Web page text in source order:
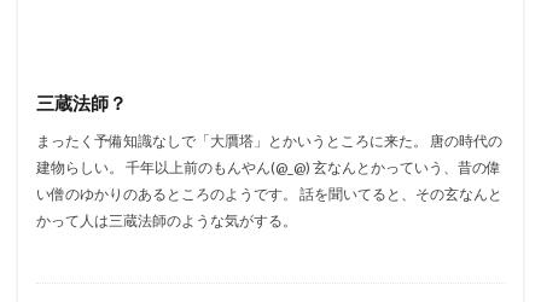
三蔵法師？
まったく予備知識なしで「大贋塔」とかいうところに来た。 唐の時代の
建物らしい。 千年以上前のもんやん(@_@) 玄なんとかっていう、昔の偉
い僧のゆかりのあるところのようです。 話を聞いてると、その玄なんと
かって人は三蔵法師のような気がする。